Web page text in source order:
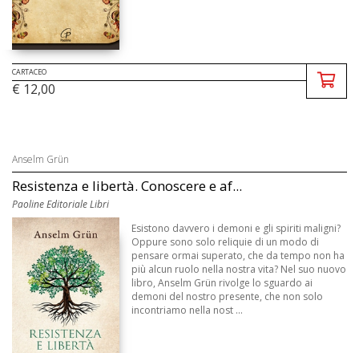
CARTACEO
€ 12,00
Anselm Grün
Resistenza e libertà. Conoscere e af...
Paoline Editoriale Libri
Esistono davvero i demoni e gli spiriti maligni?
Oppure sono solo reliquie di un modo di
pensare ormai superato, che da tempo non ha
più alcun ruolo nella nostra vita? Nel suo nuovo
libro, Anselm Grün rivolge lo sguardo ai
demoni del nostro presente, che non solo
incontriamo nella nost ...